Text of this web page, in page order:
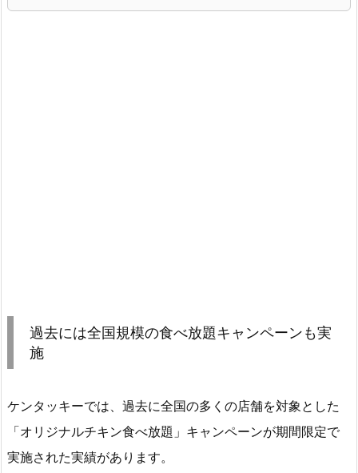
過去には全国規模の食べ放題キャンペーンも実
施
ケンタッキーでは、過去に全国の多くの店舗を対象とした
「オリジナルチキン食べ放題」キャンペーンが期間限定で
実施された実績があります。